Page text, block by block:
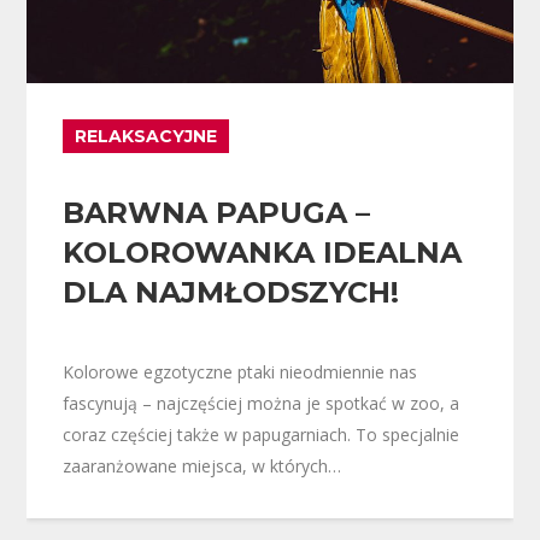
RELAKSACYJNE
BARWNA PAPUGA –
KOLOROWANKA IDEALNA
DLA NAJMŁODSZYCH!
Kolorowe egzotyczne ptaki nieodmiennie nas
fascynują – najczęściej można je spotkać w zoo, a
coraz częściej także w papugarniach. To specjalnie
zaaranżowane miejsca, w których…